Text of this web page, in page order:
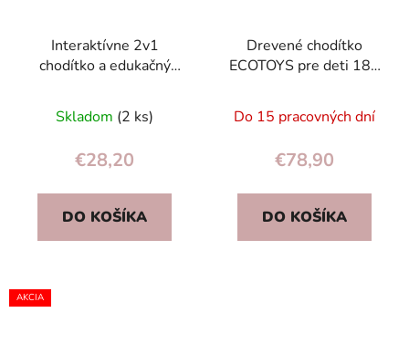
Interaktívne 2v1
chodítko a edukačný
s pianínkom
Skladom (2 ks)
€28,20
DO KOŠÍKA
Drevené chodítko
ECOTOYS pre deti 18+
kockami a pohyblivými
prvkami
Do 15 pracovných dní
€78,90
DO KOŠÍKA
AKCIA